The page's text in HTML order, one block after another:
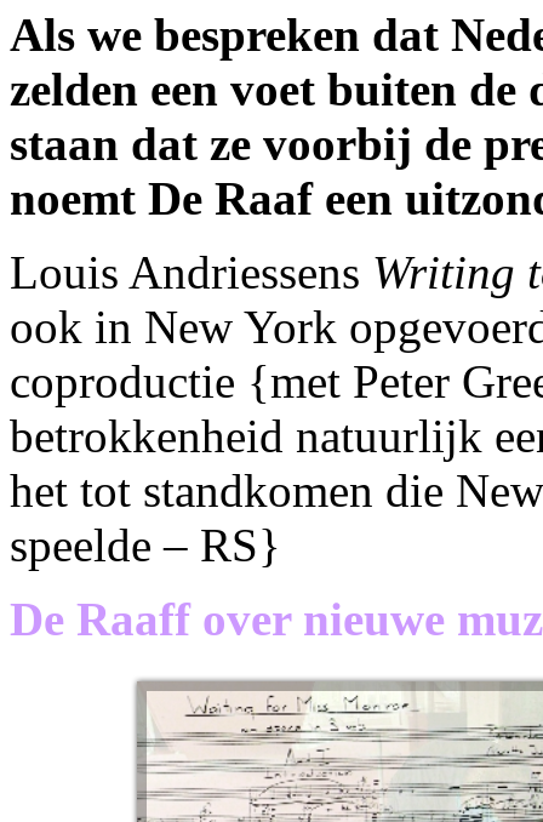
Als we bespreken dat
zelden een voet buiten de
staan dat ze voorbij de
noemt De Raaf een
Louis Andriessens Writing
ook in New York
coproductie {met Peter
betrokkenheid natuurlijk
het tot standkomen die
speelde – RS}
De Raaff over nieuwe